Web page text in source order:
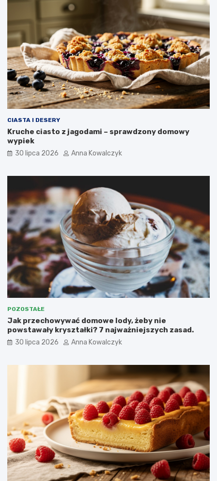
CIASTA I DESERY
Kruche ciasto z jagodami – sprawdzony domowy
wypiek
30 lipca 2026 Anna Kowalczyk
POZOSTAŁE
Jak przechowywać domowe lody, żeby nie
powstawały kryształki? 7 najważniejszych zasad.
30 lipca 2026 Anna Kowalczyk